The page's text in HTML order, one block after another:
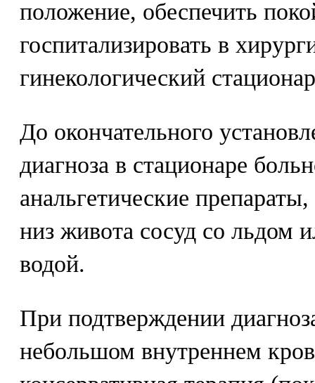
положение, обеспечить
госпитализировать в
гинекологический
До окончательного
диагноза в стационаре
анальгетические
низ живота сосуд со льдом
водой.
При подтверждении
небольшом внутреннем